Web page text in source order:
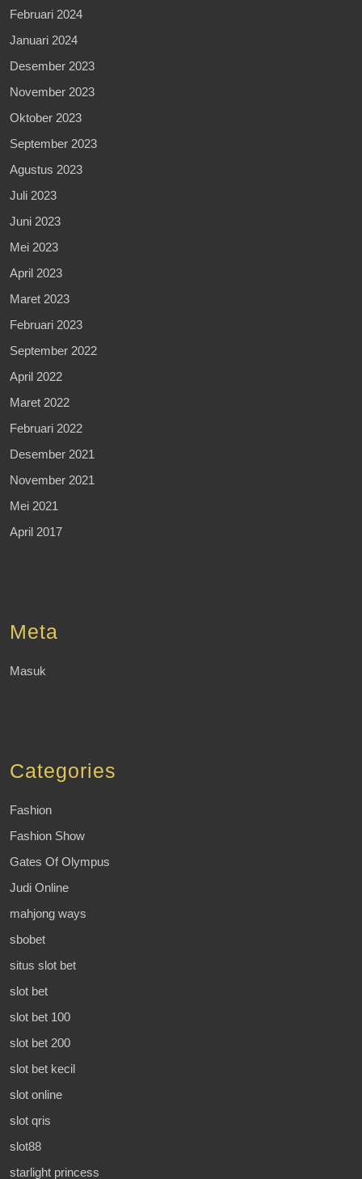
Februari 2024
Januari 2024
Desember 2023
November 2023
Oktober 2023
September 2023
Agustus 2023
Juli 2023
Juni 2023
Mei 2023
April 2023
Maret 2023
Februari 2023
September 2022
April 2022
Maret 2022
Februari 2022
Desember 2021
November 2021
Mei 2021
April 2017
Meta
Masuk
Categories
Fashion
Fashion Show
Gates Of Olympus
Judi Online
mahjong ways
sbobet
situs slot bet
slot bet
slot bet 100
slot bet 200
slot bet kecil
slot online
slot qris
slot88
starlight princess